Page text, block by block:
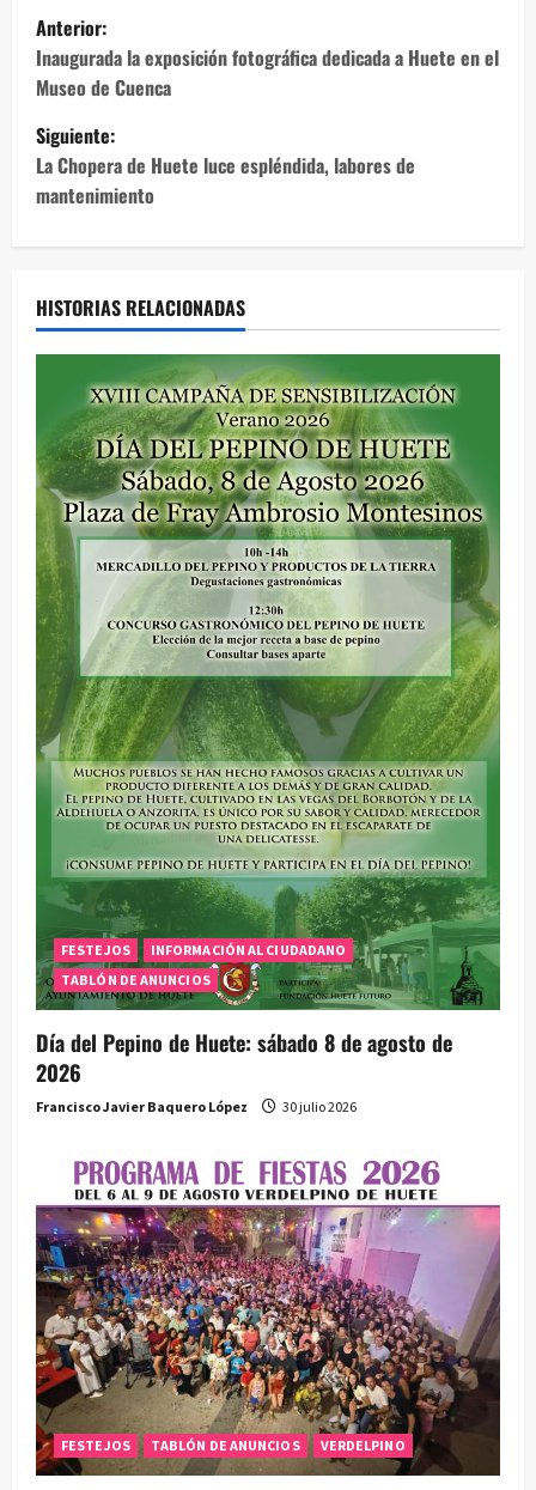
N
a
v
e
g
c
i
n
d
e
e
n
t
r
d
s
Anterior:
Inaugurada la exposición fotográfica dedicada a Huete en el
Museo de Cuenca
Siguiente:
La Chopera de Huete luce espléndida, labores de
mantenimiento
HISTORIAS RELACIONADAS
FESTEJOS
INFORMACIÓN AL CIUDADANO
TABLÓN DE ANUNCIOS
Día del Pepino de Huete: sábado 8 de agosto de
2026
Francisco Javier Baquero López 30 julio 2026
FESTEJOS TABLÓN DE ANUNCIOS VERDELPINO